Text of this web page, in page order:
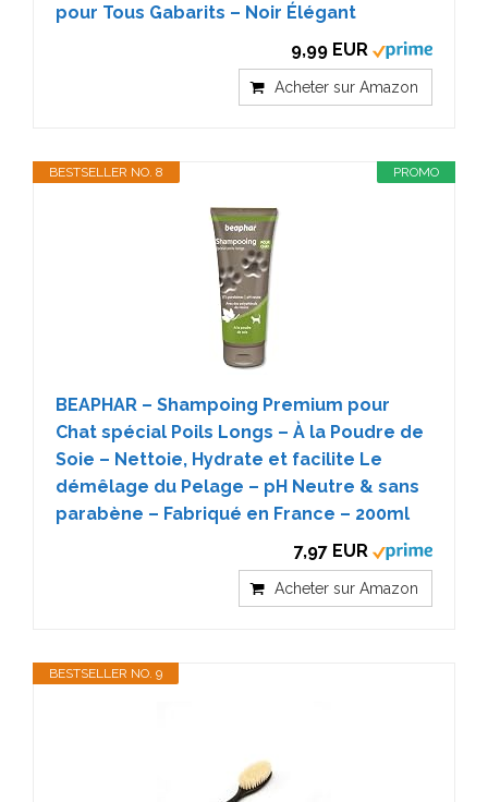
pour Tous Gabarits – Noir Élégant
9,99 EUR
Acheter sur Amazon
PROMO
BESTSELLER NO. 8
BEAPHAR – Shampoing Premium pour
Chat spécial Poils Longs – À la Poudre de
Soie – Nettoie, Hydrate et facilite Le
démêlage du Pelage – pH Neutre & sans
parabène – Fabriqué en France – 200ml
7,97 EUR
Acheter sur Amazon
BESTSELLER NO. 9